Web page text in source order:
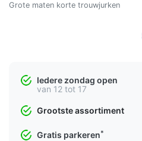
Grote maten korte trouwjurken
Iedere zondag open
van 12 tot 17
Grootste assortiment
Gratis parkeren*